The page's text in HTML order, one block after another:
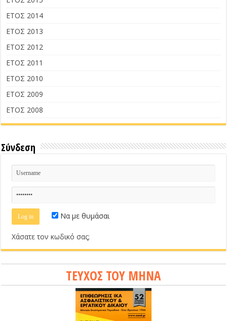
ΕΤΟΣ 2014
ΕΤΟΣ 2013
ΕΤΟΣ 2012
ΕΤΟΣ 2011
ΕΤΟΣ 2010
ΕΤΟΣ 2009
ΕΤΟΣ 2008
Σύνδεση
Να με θυμάσαι
Χάσατε τον κωδικό σας;
ΤΕΥΧΟΣ ΤΟΥ ΜΗΝΑ